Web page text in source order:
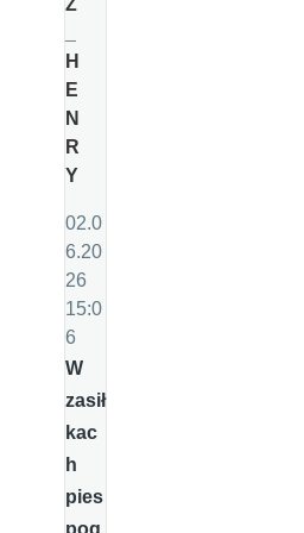
Z
H
E
N
R
Y
02.0
6.20
26
15:0
6
W
zasił
kac
h
pies